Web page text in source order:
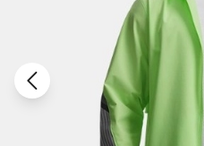
Şifremi Unuttum
Under Armour'da
Giriş